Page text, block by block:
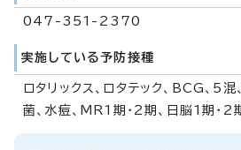
047-351-2370
実施している予防接種
ロタリックス、ロタテック、BCG、5
菌、水痘、MR1期・2期、日脳1期・2